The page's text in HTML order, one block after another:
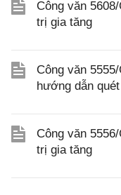
Công văn
trị gia tăng
Công văn
hướng dẫn
Công văn
trị gia tăng